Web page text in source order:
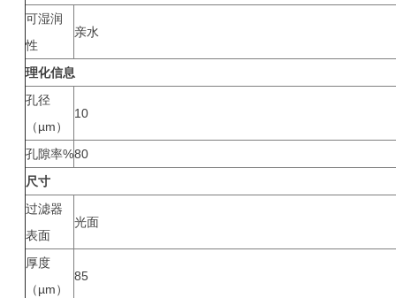
可湿润
性
亲水
理化信息
孔径
（µm）
10
孔隙率%80
尺寸
过滤器
表面
光面
厚度
（µm）
85